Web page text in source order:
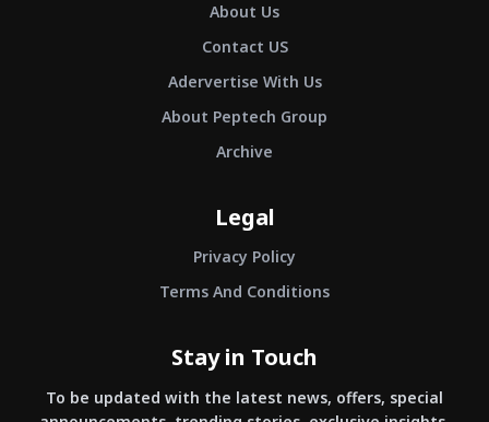
About Us
Contact US
Adervertise With Us
About Peptech Group
Archive
Legal
Privacy Policy
Terms And Conditions
Stay in Touch
To be updated with the latest news, offers, special